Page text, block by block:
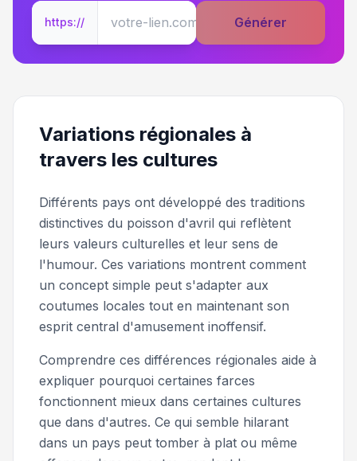
https:// Générer
Variations régionales à
travers les cultures
Différents pays ont développé des traditions
distinctives du poisson d'avril qui reflètent
leurs valeurs culturelles et leur sens de
l'humour. Ces variations montrent comment
un concept simple peut s'adapter aux
coutumes locales tout en maintenant son
esprit central d'amusement inoffensif.
Comprendre ces différences régionales aide à
expliquer pourquoi certaines farces
fonctionnent mieux dans certaines cultures
que dans d'autres. Ce qui semble hilarant
dans un pays peut tomber à plat ou même